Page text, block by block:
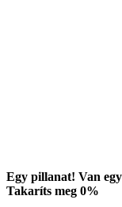
Egy pillanat! Van
Takaríts meg 0%